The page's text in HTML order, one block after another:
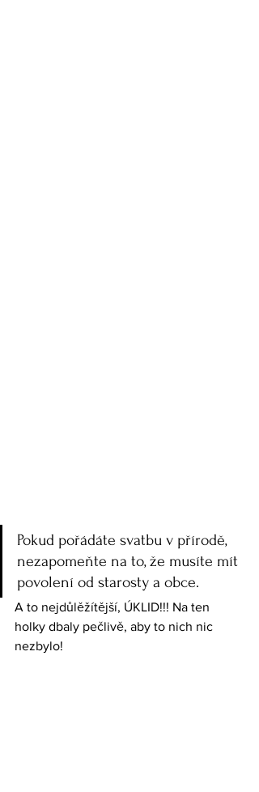
Pokud pořádáte svatbu v přírodě,
nezapomeňte na to, že musíte mít
povolení od starosty a obce.
A to nejdůlěžítější, ÚKLID!!! Na ten
holky dbaly pečlivě, aby to nich nic
nezbylo!